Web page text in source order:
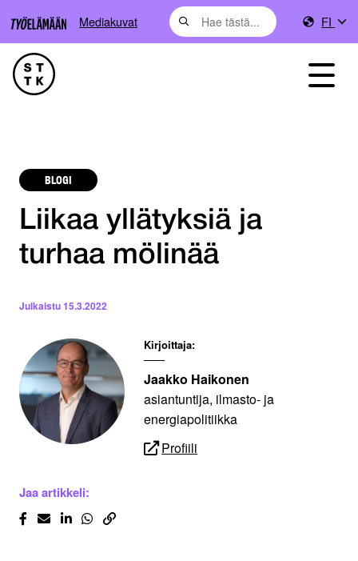
Mediakuvat FI
BLOGI
Liikaa yllätyksiä ja
turhaa mölinää
Julkaistu15.3.2022
Kirjoittaja:
Jaakko Haikonen
asiantuntija, ilmasto- ja
energiapolitiikka
Profiili
Jaa artikkeli: